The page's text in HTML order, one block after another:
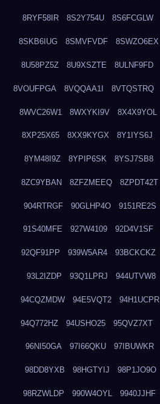
8RYF58IR 8S2Y754U 8S6FCGLW
8SKB6IUG 8SMVFVDF 8SWZO6EX
8U58PZ5Z 8U9XSZTE 8ULNF9FD
8VOUFPGA 8VQQAA1I 8VTQSTRQ
8WVC26W1 8WXYKI9V 8X4X9YOL
8XP25X65 8XX9KYGX 8Y1IYS6J
8YM48I9Z 8YPIP6SK 8YSJ7SB8
8ZC9YBAN 8ZFZMEEQ 8ZPDT42T
904RTRGF 90GLHP4O 9151RE2S
91S40MFE 927W4109 92D4V1SF
92QF91PP 939W5AR4 93BCKCKZ
93L2IZDP 93Q1LPRJ 944UTVW8
94CQZMDW 94E5VQT2 94H1UCPR
94Q772HZ 94USHO25 95QVZ7XT
96NI50GA 97I66QKU 97IBUWKR
98DD8YXB 98HGTYIJ 98P1JO9O
98RZWLDP 990W4OYL 9940JJHF